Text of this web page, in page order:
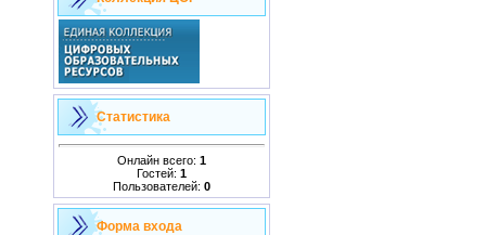
Статистика
Онлайн всего: 1
Гостей: 1
Пользователей: 0
Форма входа